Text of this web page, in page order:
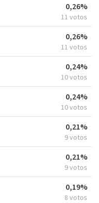
0,26%
11 votos
0,26%
11 votos
0,24%
10 votos
0,24%
10 votos
0,21%
9 votos
0,21%
9 votos
0,19%
8 votos